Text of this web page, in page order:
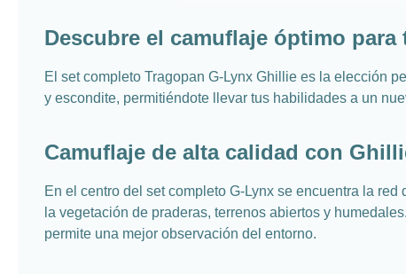
Descubre el camuflaje óptimo
El set completo Tragopan G-Lynx Ghillie es la elección
y escondite, permitiéndote llevar tus habilidades a un
Camuflaje de alta calidad con
En el centro del set completo G-Lynx se encuentra la
la vegetación de praderas, terrenos abiertos y
permite una mejor observación del entorno.